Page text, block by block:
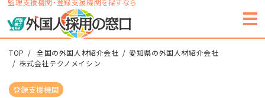
監理支援機関・登録支援機関を探すなら
TOP 全国の外国人材紹介会社
愛知県の外国人材紹介会社
株式会社テクノメイシン
登録支援機関